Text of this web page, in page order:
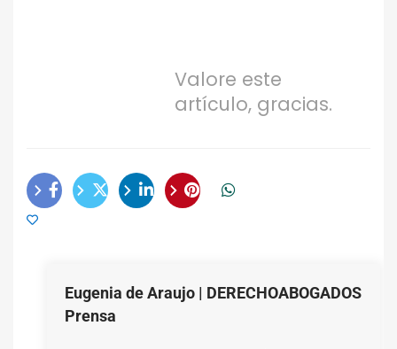
Valore este
artículo, gracias.
Eugenia de Araujo | DERECHOABOGADOS
Prensa